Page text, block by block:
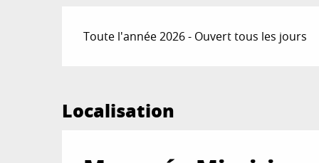
Toute l'année 2026 - Ouvert tous les jours
Localisation